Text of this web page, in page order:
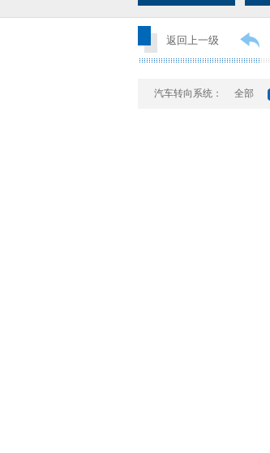
返回上一级
汽车转向系统： 全部